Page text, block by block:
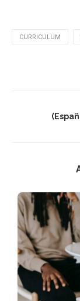
CURRICULUM